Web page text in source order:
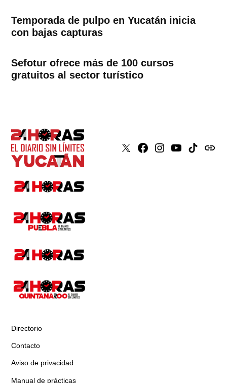
Temporada de pulpo en Yucatán inicia
con bajas capturas
Sefotur ofrece más de 100 cursos
gratuitos al sector turístico
X Faceboook
Instagram
YoutubeTiktokissuu
Directorio
Contacto
Aviso de privacidad
Manual de prácticas